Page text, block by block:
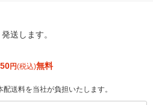
送します。
円(税込)無料
送料を当社が負担いたします。